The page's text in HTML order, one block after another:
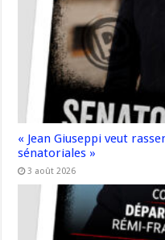
« Jean Giuseppi veut
sénatoriales »
3 août 2026